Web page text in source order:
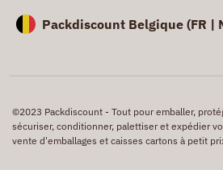
Packdiscount Belgique (FR |
©2023 Packdiscount - Tout pour emballer,
sécuriser, conditionner, palettiser et expédier
vente d'emballages et caisses cartons à petit